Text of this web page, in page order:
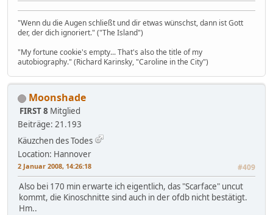
"Wenn du die Augen schließt und dir etwas wünschst, dann ist Gott
der, der dich ignoriert." ("The Island")
"My fortune cookie's empty... That's also the title of my
autobiography." (Richard Karinsky, "Caroline in the City")
Moonshade
FIRST 8 Mitglied
Beiträge: 21.193
Käuzchen des Todes
Location: Hannover
2 Januar 2008, 14:26:18 #409
Also bei 170 min erwarte ich eigentlich, das "Scarface" uncut
kommt, die Kinoschnitte sind auch in der ofdb nicht bestätigt.
Hm..